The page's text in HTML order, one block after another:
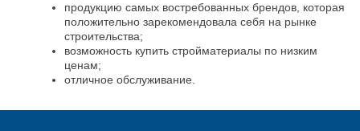
продукцию самых востребованных брендов, которая
положительно зарекомендовала себя на рынке
строительства;
возможность купить стройматериалы по низким
ценам;
отличное обслуживание.